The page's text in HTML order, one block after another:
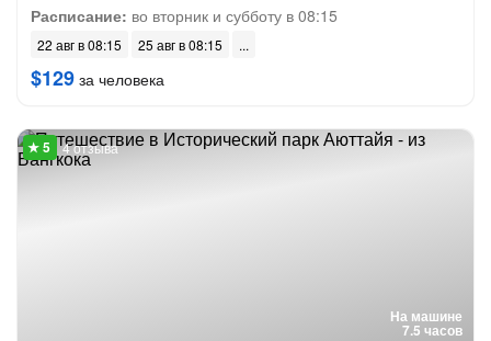
Расписание: во вторник и субботу в 08:15
22 авг в 08:15 25 авг в 08:15
$129 за человека
На машине
7.5 часов
4 отзыва